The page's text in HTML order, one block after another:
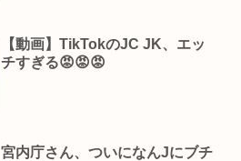
【動画】TikTokのJC JK、エッ
チすぎる😡😡😡
宮内庁さん、ついになんJにブチ